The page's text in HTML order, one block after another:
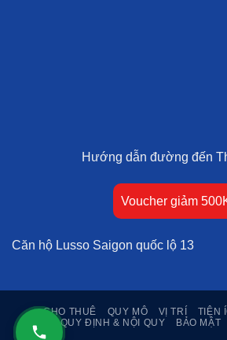
Hướng dẫn đường đến
Voucher giảm
Căn hộ Lusso Saigon quốc lộ 13
CHO THUÊ QUY MÔ VỊ TRÍ TIỆN
QUY ĐỊNH & NỘI QUY
BẢO MẬT